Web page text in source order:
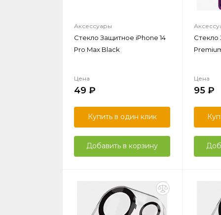
Аксессуары
Стекло Защитное iPhone 14
Pro Max Black
Цена
49
Купить в один клик
Добавить в корзину
Стекло
Цена
95